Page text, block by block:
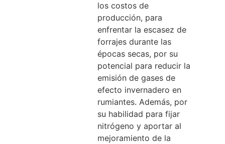
los costos de
producción, para
enfrentar la escasez de
forrajes durante las
épocas secas, por su
potencial para reducir la
emisión de gases de
efecto invernadero en
rumiantes. Además, por
su habilidad para fijar
nitrógeno y aportar al
mejoramiento de la